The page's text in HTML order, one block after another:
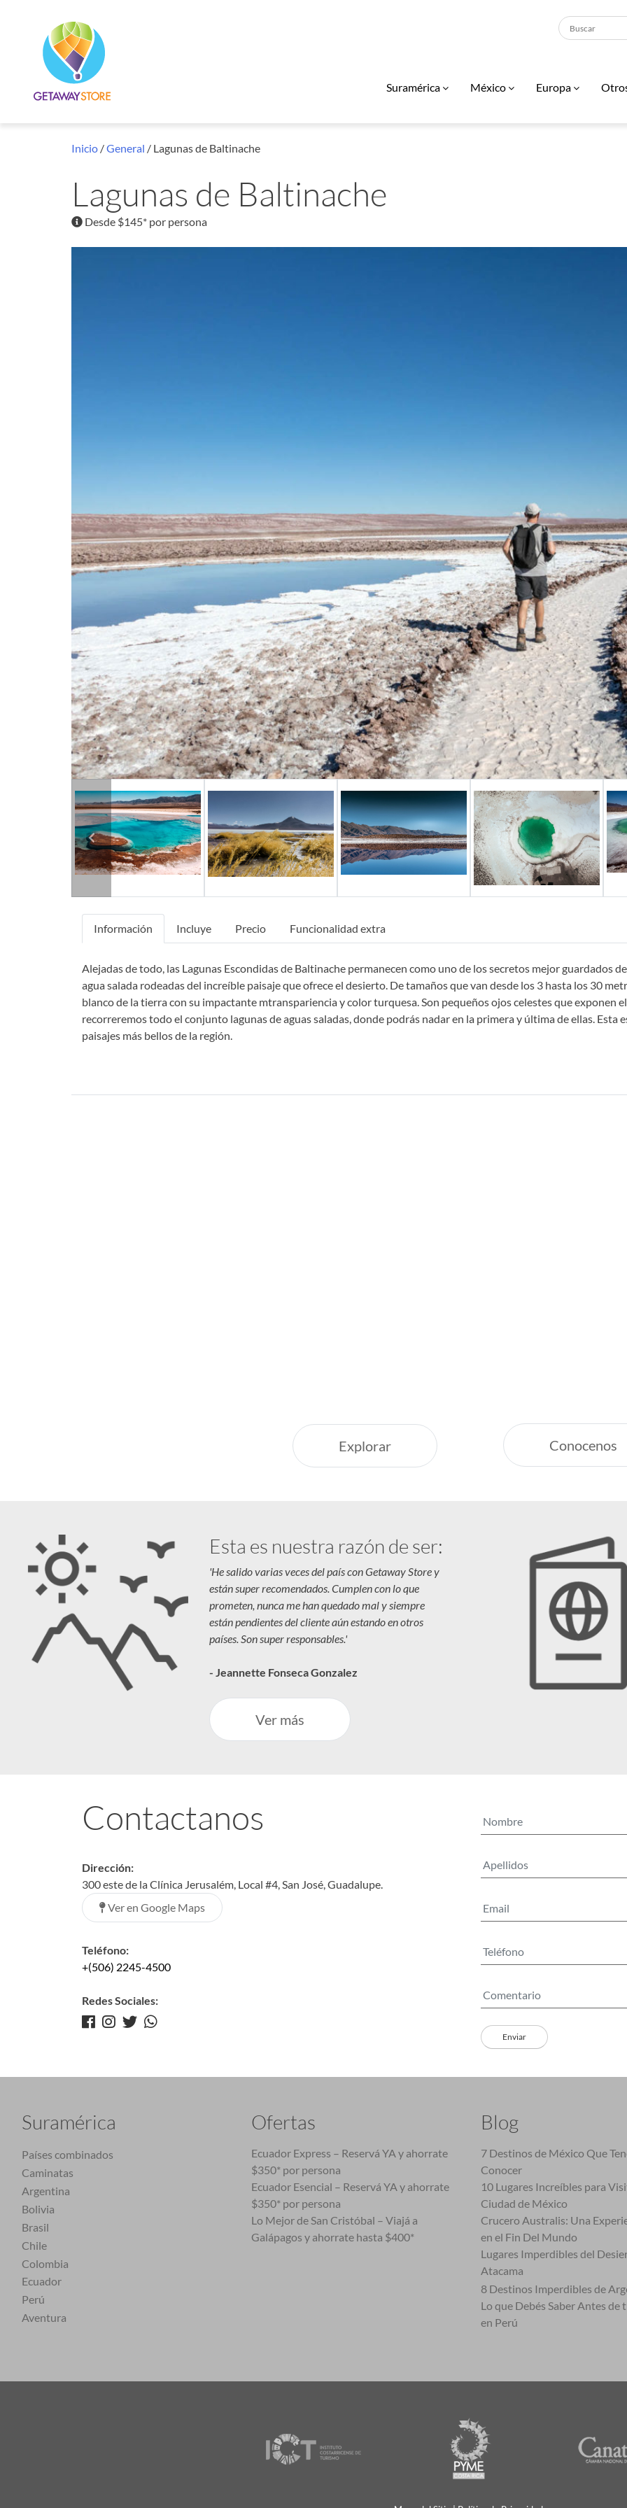
Suramérica México Europa
Inicio /General / Lagunas de Baltinache
Lagunas de Baltinache
Desde $145* por persona
Previous
Información Incluye Precio Funcionalidad extra
Alejadas de todo, las Lagunas Escondidas de Baltinache permanecen como uno de los secretos mejor guardados
agua salada rodeadas del increíble paisaje que ofrece el desierto. De tamaños que van desde los 3 hasta los 30
blanco de la tierra con su impactante mtranspariencia y color turquesa. Son pequeños ojos celestes que exponen
recorreremos todo el conjunto lagunas de aguas saladas, donde podrás nadar en la primera y última de ellas. Esta
paisajes más bellos de la región.
Explorar Conocenos
Esta es nuestra razón de ser:
'He salido varias veces del país con Getaway Store y
están super recomendados. Cumplen con lo que
prometen, nunca me han quedado mal y siempre
están pendientes del cliente aún estando en otros
países. Son super responsables.'
- Jeannette Fonseca Gonzalez
Ver más
Contactanos
Dirección:
300 este de la Clínica Jerusalém, Local #4, San José, Guadalupe.
Ver en Google Maps
Teléfono:
+(506) 2245-4500
Redes Sociales:
Suramérica
Países combinados
Caminatas
Argentina
Bolivia
Brasil
Chile
Colombia
Ecuador
Perú
Aventura
Ofertas
Ecuador Express – Reservá YA y ahorrate
$350* por persona
Ecuador Esencial – Reservá YA y ahorrate
$350* por persona
Lo Mejor de San Cristóbal – Viajá a
Galápagos y ahorrate hasta $400*
Blog
7 Destinos de México Que
Conocer
10 Lugares Increíbles para
Ciudad de México
Crucero Australis: Una
en el Fin Del Mundo
Lugares Imperdibles del
Atacama
8 Destinos Imperdibles de
Lo que Debés Saber Antes de
en Perú